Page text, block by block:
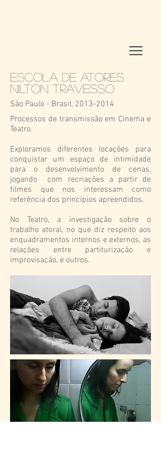
ESCOLA DE ATORES
NILTON TRAVESSO
São Paulo - Brasil, 2013-2014
Processos de transmissão em Cinema e
Teatro.
Exploramos diferentes locações para
conquistar um espaço de intimidade
para o desenvolvimento de cenas,
jogando com recriações a partir de
filmes que nos interessam como
referência dos princípios apreendidos.
No Teatro, a investigação sobre o
trabalho atoral, no que diz respeito aos
enquadramentos internos e externos, as
relações entre partiturização e
improvisação, e outros.